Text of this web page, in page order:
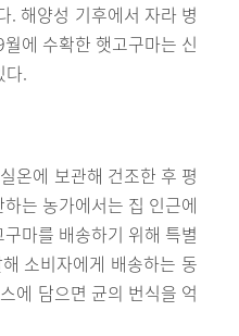
. 해양성 기후에서 자라 병
에 수확한 햇고구마는 신
다.
온에 보관해 건조한 후 평
는 농가에서는 집 인근에
마를 배송하기 위해 특별
소비자에게 배송하는 동
에 담으면 균의 번식을 억